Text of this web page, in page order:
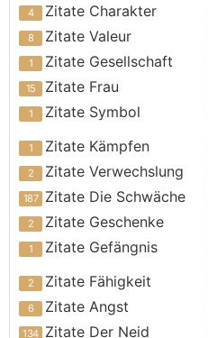
Zitate Charakter
Zitate Valeur
Zitate Gesellschaft
Zitate Frau
Zitate Symbol
Zitate Kämpfen
Zitate Verwechslung
Zitate Die Schwäche
Zitate Geschenke
Zitate Gefängnis
Zitate Fähigkeit
Zitate Angst
Zitate Der Neid